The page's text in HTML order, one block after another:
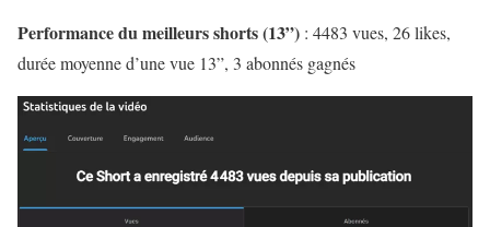
Performance du meilleurs shorts (13”) : 4483 vues, 26 likes,
durée moyenne d’une vue 13”, 3 abonnés gagnés